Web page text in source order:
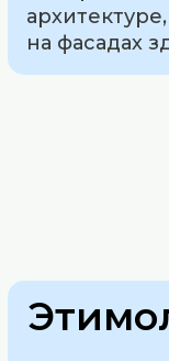
на фасадах